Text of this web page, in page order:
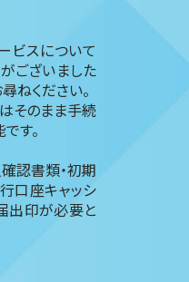
ビスについて
ございました
ねください。
そのまま手続
す。
認書類・初期
口座キャッシ
出印が必要と